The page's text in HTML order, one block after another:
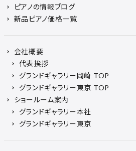
ピアノの情報ブログ
新品ピアノ価格一覧
会社概要
代表挨拶
グランドギャラリー岡崎 TOP
グランドギャラリー東京 TOP
ショールーム案内
グランドギャラリー本社
グランドギャラリー東京